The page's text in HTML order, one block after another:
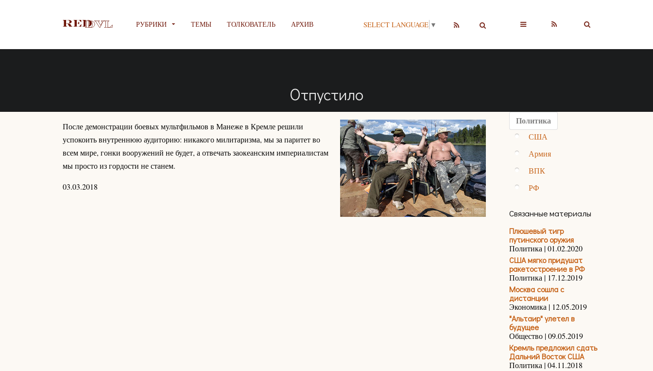
РУБРИКИ ТЕМЫ ТОЛКОВАТЕЛЬ АРХИВ SELECT LANGUAGE ▼
Отпустило
После демонстрации боевых мультфильмов в Манеже в Кремле решили
успокоить внутреннюю аудиторию: никакого милитаризма, мы за паритет во
всем мире, гонки вооружений не будет, а отвечать заокеанским империалистам
мы просто из гордости не станем.
03.03.2018
Политика
США
Армия
ВПК
РФ
Связанные материалы
Плюшевый тигр
путинского оружия
Политика | 01.02.2020
США мягко придушат
ракетостроение в РФ
Политика | 17.12.2019
Москва сошла с
дистанции
Экономика | 12.05.2019
"Альтаир" улетел в
будущее
Общество | 09.05.2019
Кремль предложил сдать
Дальний Восток США
Политика | 04.11.2018